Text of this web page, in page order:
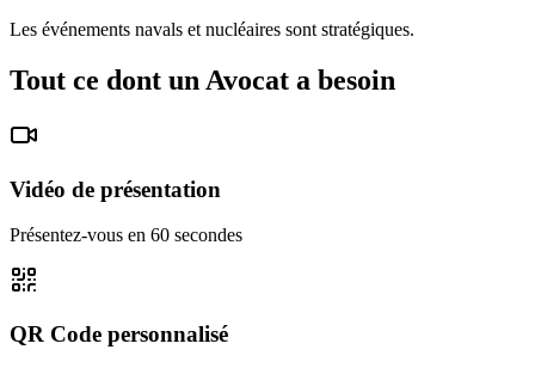
Les événements navals et nucléaires sont stratégiques.
Tout ce dont un Avocat a besoin
Vidéo de présentation
Présentez-vous en 60 secondes
QR Code personnalisé